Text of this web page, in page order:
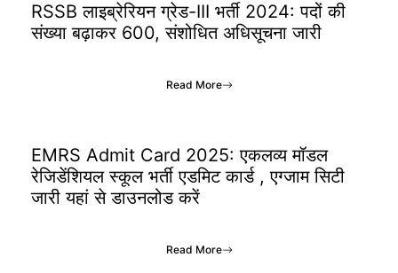
RSSB लाइब्रेरियन ग्रेड-III भर्ती 2024: पदों की
संख्या बढ़ाकर 600, संशोधित अधिसूचना जारी
Read More
EMRS Admit Card 2025: एकलव्य मॉडल
रेजिडेंशियल स्कूल भर्ती एडमिट कार्ड , एग्जाम सिटी
जारी यहां से डाउनलोड करें
Read More